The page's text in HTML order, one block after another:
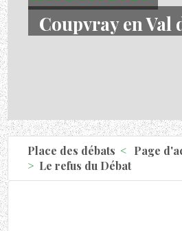
Coupvray en Val
Place des débats
Page
Le refus du Débat